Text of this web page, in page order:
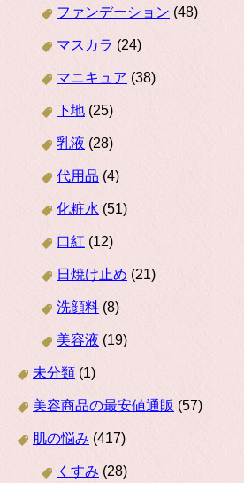
ファンデーション (48)
マスカラ (24)
マニキュア (38)
下地 (25)
乳液 (28)
代用品 (4)
化粧水 (51)
口紅 (12)
日焼け止め (21)
洗顔料 (8)
美容液 (19)
未分類 (1)
美容商品の最安値通販 (57)
肌の悩み (417)
くすみ (28)